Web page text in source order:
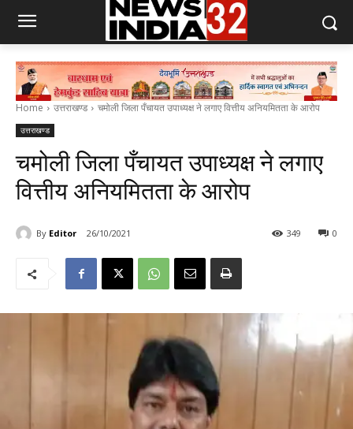
Home उत्तराखण्ड चमोली जिला पँचायत उपाध्यक्ष ने लगाए वित्तीय अनियमितता के आरोप
उत्तराखण्ड
चमोली जिला पँचायत उपाध्यक्ष ने लगाए
वित्तीय अनियमितता के आरोप
By Editor 26/10/2021 0
349